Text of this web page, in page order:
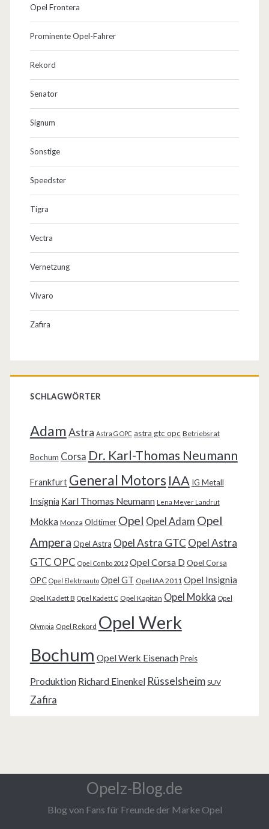
Opel Frontera
Prominente Opel-Fahrer
Rekord
Senator
Signum
Sonstige
Speedster
Tigra
Vectra
Vernetzung
Vivaro
Zafira
SCHLAGWÖRTER
AdamAstra Astra G OPC astra gtc opc Betriebsrat
Bochum Corsa Dr. Karl-Thomas Neumann
Frankfurt General Motors IAA IG Metall
Insignia Karl Thomas Neumann Lena Meyer Landrut
Mokka Monza Oldtimer Opel Opel Adam Opel
Ampera Opel Astra Opel Astra GTC Opel Astra
GTC OPC Opel Combo 2012 Opel Corsa D Opel Corsa
OPC Opel Elektroauto Opel GT Opel IAA 2011 Opel Insignia
Opel Kadett B Opel Kadett C Opel Kapitän Opel Mokka Opel
Olympia Opel Rekord Opel Werk
Bochum Opel Werk Eisenach Preis
Produktion Richard Einenkel Rüsselsheim SUV
Zafira
Opelz-Blog.de
Blog von Fans für Freunde der Marke Opel